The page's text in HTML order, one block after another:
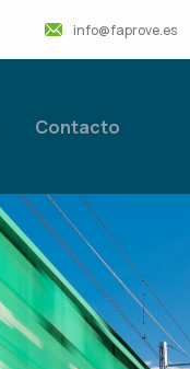
info@faprove.es
Contacto